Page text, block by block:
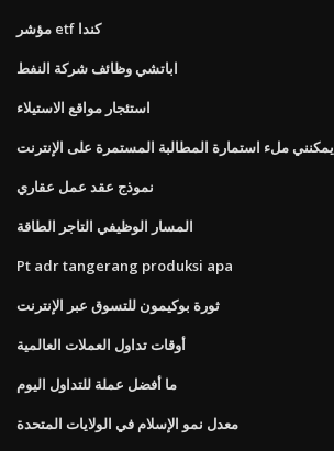
مؤشر etf كندا
اباتشي وظائف شركة النفط
استئجار مواقع الاستيلاء
يمكنني ملء استمارة المطالبة المستمرة على الإنترنت
نموذج عقد عمل عقاري
المسار الوظيفي التاجر الطاقة
Pt adr tangerang produksi apa
ثورة بوكيمون للتسوق عبر الإنترنت
أوقات تداول العملات العالمية
ما أفضل عملة للتداول اليوم
معدل نمو الإسلام في الولايات المتحدة